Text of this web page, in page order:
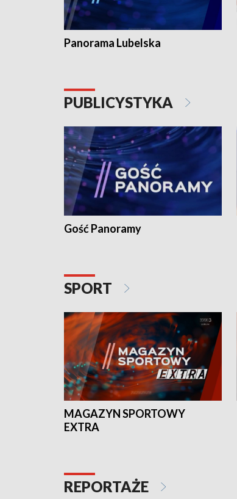
Panorama Lubelska
PUBLICYSTYKA
Gość Panoramy
SPORT
MAGAZYN SPORTOWY
EXTRA
REPORTAŻE